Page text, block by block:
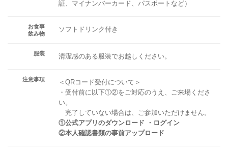
証、マイナンバーカード、パスポートなど）
お食事
飲み物
ソフトドリンク付き
服装 清潔感のある服装でお越しください。
注意事項
＜QRコード受付について＞
・受付前に以下①②をご対応のうえ、ご来場くださ
い。
完了していない場合は、ご参加いただけません。
①公式アプリのダウンロード ・ログイン
②本人確認書類の事前アップロード